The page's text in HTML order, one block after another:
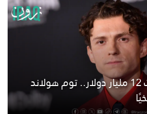
بإيرادات تجاوزت 12 مليار دولار.. توم هولاند